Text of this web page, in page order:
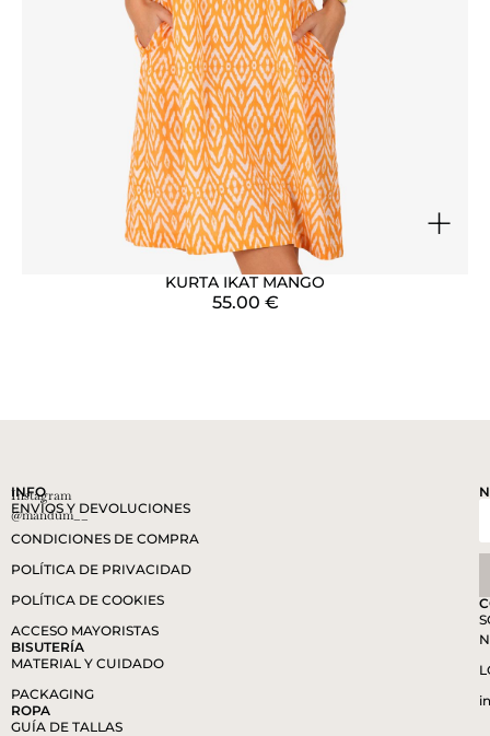
+
KURTA IKAT MANGO
55.00 €
Instagram
@mandum__
INFO
ENVÍOS Y DEVOLUCIONES
CONDICIONES DE COMPRA
POLÍTICA DE PRIVACIDAD
POLÍTICA DE COOKIES
ACCESO MAYORISTAS
BISUTERÍA
MATERIAL Y CUIDADO
PACKAGING
ROPA
GUÍA DE TALLAS